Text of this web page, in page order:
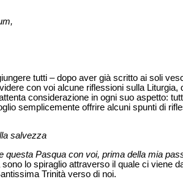
tutti – dopo aver già scritto ai soli
con voi alcune riflessioni sulla Liturgia,
considerazione in ogni suo aspetto:
semplicemente offrire alcuni spunti di
salvezza
questa Pasqua con voi, prima della mia
lo spiraglio attraverso il quale ci viene
Trinità verso di noi.